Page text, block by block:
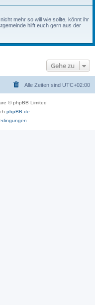
mehr so will wie sollte, könnt ihr
hilft euch gern aus der
Gehe zu
Alle Zeiten sind UTC+02:00
© phpBB Limited
phpBB.de